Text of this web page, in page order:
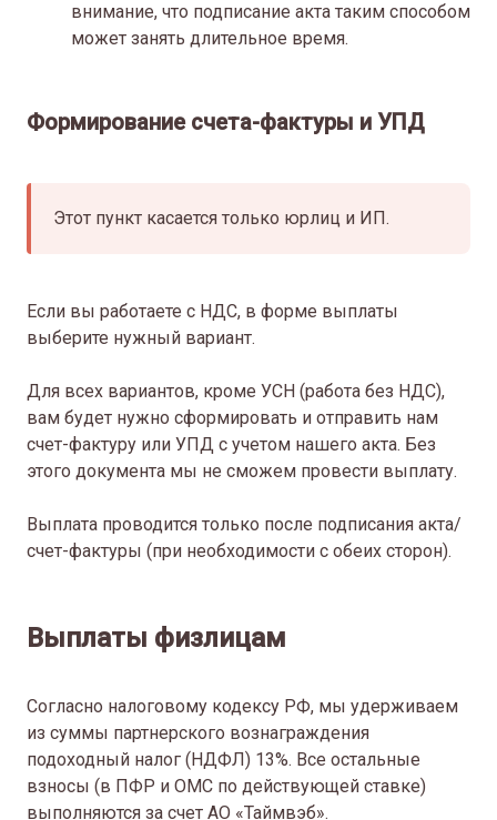
внимание, что подписание акта таким способом
может занять длительное время.
Формирование счета-фактуры и УПД
Этот пункт касается только юрлиц и ИП.
Если вы работаете с НДС, в форме выплаты
выберите нужный вариант.
Для всех вариантов, кроме УСН (работа без НДС),
вам будет нужно сформировать и отправить нам
счет-фактуру или УПД с учетом нашего акта. Без
этого документа мы не сможем провести выплату.
Выплата проводится только после подписания акта/
счет-фактуры (при необходимости с обеих сторон).
Выплаты физлицам
Согласно налоговому кодексу РФ, мы удерживаем
из суммы партнерского вознаграждения
подоходный налог (НДФЛ) 13%. Все остальные
взносы (в ПФР и ОМС по действующей ставке)
выполняются за счет АО «Таймвэб».